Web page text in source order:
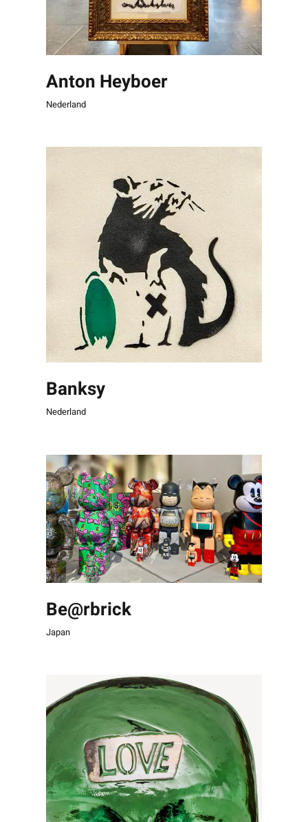
Anton Heyboer
Nederland
Banksy
Nederland
Be@rbrick
Japan